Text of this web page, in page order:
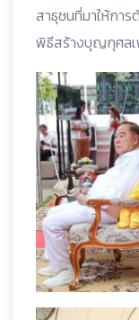
สาธุชนที่มาให้การ
พิธีสร้างบุญกุศลเ